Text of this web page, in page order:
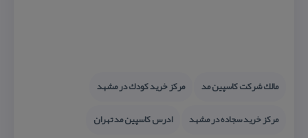
مالك شركت كاسپین مد
مركز خرید كودك در مشهد
مركز خرید سجاده در مشهد
ادرس كاسپین مد تهران